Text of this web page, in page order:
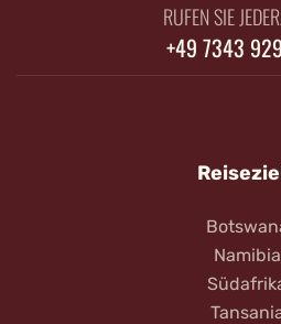
RUFEN SIE
+49 7343
Namibia